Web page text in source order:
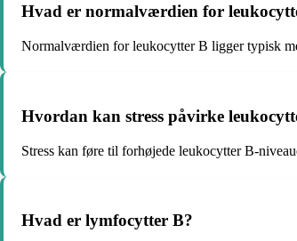
Hvad er normalværdien for
Normalværdien for leukocytter B ligger typisk
Hvordan kan stress påvirke
Stress kan føre til forhøjede leukocytter B-
Hvad er lymfocytter B?